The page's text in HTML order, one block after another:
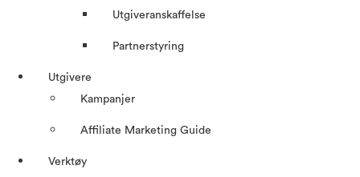
Utgiveranskaffelse
Partnerstyring
Utgivere
Kampanjer
Affiliate Marketing Guide
Verktøy